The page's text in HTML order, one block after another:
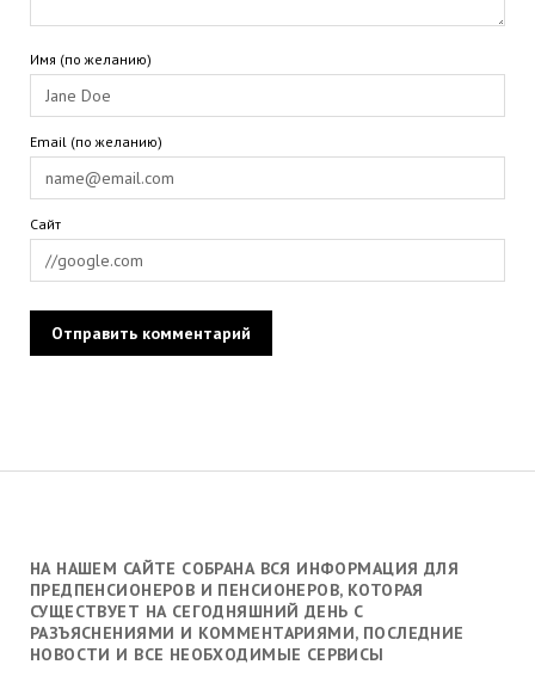
НА НАШЕМ САЙТЕ СОБРАНА ВСЯ ИНФОРМАЦИЯ ДЛЯ
ПРЕДПЕНСИОНЕРОВ И ПЕНСИОНЕРОВ, КОТОРАЯ
СУЩЕСТВУЕТ НА СЕГОДНЯШНИЙ ДЕНЬ С
РАЗЪЯСНЕНИЯМИ И КОММЕНТАРИЯМИ, ПОСЛЕДНИЕ
НОВОСТИ И ВСЕ НЕОБХОДИМЫЕ СЕРВИСЫ
Имя (по желанию)
Email (по желанию)
Сайт